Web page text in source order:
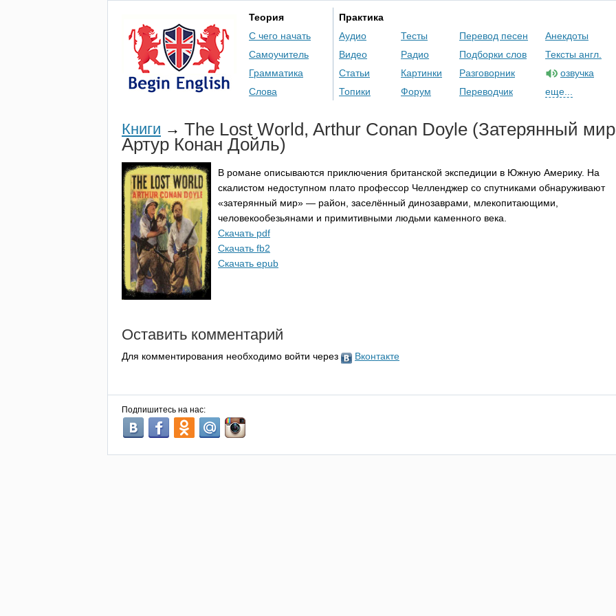
Теория
С чего начать
Самоучитель
Грамматика
Слова
Практика
Аудио
Видео
Статьи
Топики
Тесты
Радио
Картинки
Форум
Перевод песен
Подборки слов
Разговорник
Переводчик
Анекдоты
Тексты англ.
озвучка
еще...
Книги → The Lost World, Arthur Conan Doyle (Затерянный
Артур Конан Дойль)
В романе описываются приключения британской экспедиции в Южную Америку. На
скалистом недоступном плато профессор Челленджер со спутниками обнаруживают
«затерянный мир» — район, заселённый динозаврами, млекопитающими,
человекообезьянами и примитивными людьми каменного века.
Скачать pdf
Скачать fb2
Скачать epub
Оставить комментарий
Для комментирования необходимо войти через Вконтакте
Подпишитесь на нас: